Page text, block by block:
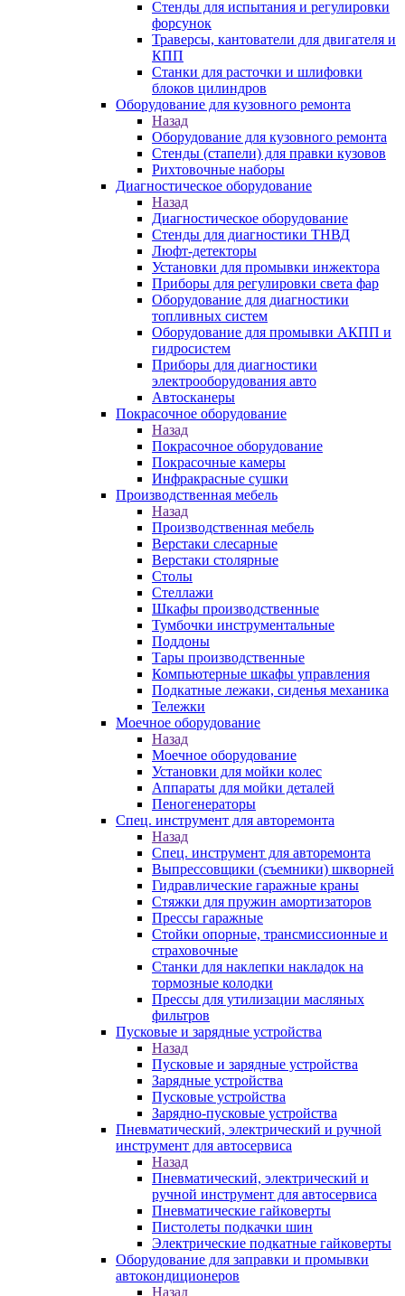
Стенды для испытания и регулировки
форсунок
Траверсы, кантователи для двигателя и
КПП
Станки для расточки и шлифовки
блоков цилиндров
Оборудование для кузовного ремонта
Назад
Оборудование для кузовного ремонта
Стенды (стапели) для правки кузовов
Рихтовочные наборы
Диагностическое оборудование
Назад
Диагностическое оборудование
Стенды для диагностики ТНВД
Люфт-детекторы
Установки для промывки инжектора
Приборы для регулировки света фар
Оборудование для диагностики
топливных систем
Оборудование для промывки АКПП и
гидросистем
Приборы для диагностики
электрооборудования авто
Автосканеры
Покрасочное оборудование
Назад
Покрасочное оборудование
Покрасочные камеры
Инфракрасные сушки
Производственная мебель
Назад
Производственная мебель
Верстаки слесарные
Верстаки столярные
Столы
Стеллажи
Шкафы производственные
Тумбочки инструментальные
Поддоны
Тары производственные
Компьютерные шкафы управления
Подкатные лежаки, сиденья механика
Тележки
Моечное оборудование
Назад
Моечное оборудование
Установки для мойки колес
Аппараты для мойки деталей
Пеногенераторы
Спец. инструмент для авторемонта
Назад
Спец. инструмент для авторемонта
Выпрессовщики (съемники) шкворней
Гидравлические гаражные краны
Стяжки для пружин амортизаторов
Прессы гаражные
Стойки опорные, трансмиссионные и
страховочные
Станки для наклепки накладок на
тормозные колодки
Прессы для утилизации масляных
фильтров
Пусковые и зарядные устройства
Назад
Пусковые и зарядные устройства
Зарядные устройства
Пусковые устройства
Зарядно-пусковые устройства
Пневматический, электрический и ручной
инструмент для автосервиса
Назад
Пневматический, электрический и
ручной инструмент для автосервиса
Пневматические гайковерты
Пистолеты подкачки шин
Электрические подкатные гайковерты
Оборудование для заправки и промывки
автокондиционеров
Назад